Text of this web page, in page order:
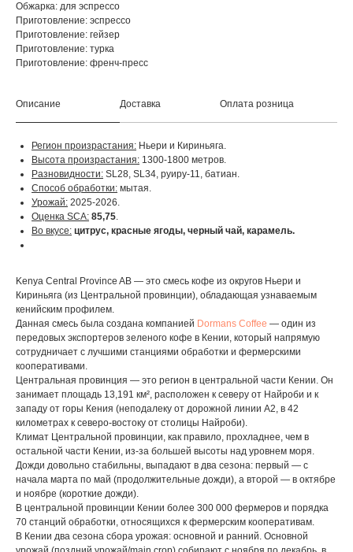
Обжарка: для эспрессо
Приготовление: эспрессо
Приготовление: гейзер
Приготовление: турка
Приготовление: френч-пресс
Описание Доставка Оплата розница
Регион произрастания: Ньери и Кириньяга.
Высота произрастания: 1300-1800 метров.
Разновидности: SL28, SL34, руиру-11, батиан.
Способ обработки: мытая.
Урожай: 2025-2026.
Оценка SCA: 85,75.
Во вкусе: цитрус, красные ягоды, черный чай, карамель.
Kenya Central Province AB — это смесь кофе из округов Ньери и
Кириньяга (из Центральной провинции), обладающая узнаваемым
кенийским профилем.
Данная смесь была создана компанией Dormans Coffee — один из
передовых экспортеров зеленого кофе в Кении, который напрямую
сотрудничает с лучшими станциями обработки и фермерскими
кооперативами.
Центральная провинция — это регион в центральной части Кении. Он
занимает площадь 13,191 км², расположен к северу от Найроби и к
западу от горы Кения (неподалеку от дорожной линии A2, в 42
километрах к северо-востоку от столицы Найроби).
Климат Центральной провинции, как правило, прохладнее, чем в
остальной части Кении, из-за большей высоты над уровнем моря.
Дожди довольно стабильны, выпадают в два сезона: первый — с
начала марта по май (продолжительные дожди), а второй — в октябре
и ноябре (короткие дожди).
В центральной провинции Кении более 300 000 фермеров и порядка
70 станций обработки, относящихся к фермерским кооперативам.
В Кении два сезона сбора урожая: основной и ранний. Основной